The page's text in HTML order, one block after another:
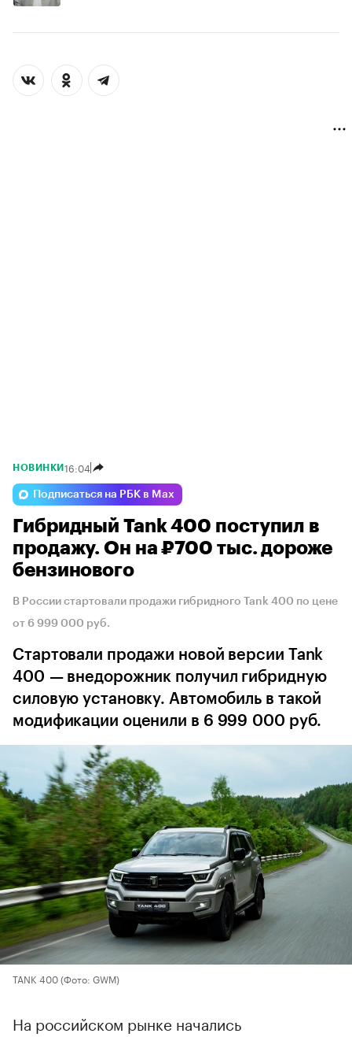
НОВИНКИ 16:04
Подписаться на РБК в Max
Гибридный Tank 400 поступил в
продажу. Он на ₽700 тыс. дороже
бензинового
В России стартовали продажи гибридного Tank 400 по цене
от 6 999 000 руб.
Стартовали продажи новой версии Tank
400 — внедорожник получил гибридную
силовую установку. Автомобиль в такой
модификации оценили в 6 999 000 руб.
TANK 400(Фото: GWM)
На российском рынке начались